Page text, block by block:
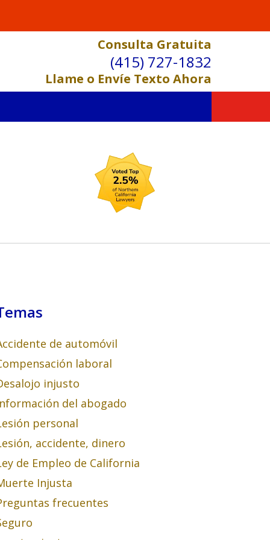
Consulta Gratuita
(415) 727-1832
Llame o Envíe Texto Ahora
de automóvil
laboral
injusto
del abogado
personal
accidente, dinero
de Empleo de California
Injusta
frecuentes